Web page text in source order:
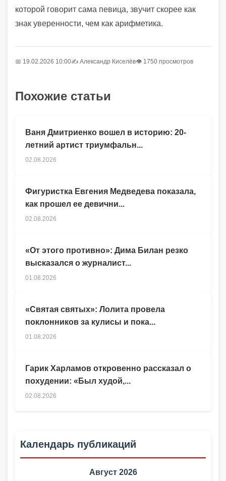
которой говорит сама певица, звучит скорее как
знак уверенности, чем как арифметика.
📅 19.02.2026 10:00✍️ Александр Киселёв👁 1750 просмотров
Похожие статьи
Гарик Харламов откровенно рассказал о
похудении: «Был худой,...
02.08.2026
Ваня Дмитриенко вошел в историю: 20-
летний артист триумфальн...
02.08.2026
Фигуристка Евгения Медведева показала,
как прошел ее девични...
02.08.2026
«От этого противно»: Дима Билан резко
высказался о журналист...
01.08.2026
«Святая святых»: Лолита провела
поклонников за кулисы и пока...
01.08.2026
Календарь публикаций
Август 2026